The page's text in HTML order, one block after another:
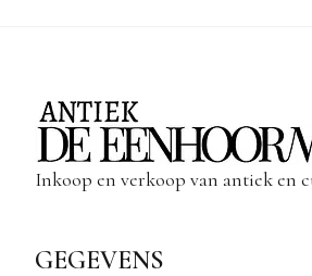
Inkoop en verkoop van antiek en
GEGEVENS